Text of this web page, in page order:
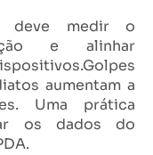
deve medir o
e alinhar
aumentam a
Uma prática
os dados do